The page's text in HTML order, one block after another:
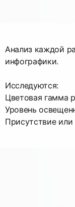
Анализ каждой
инфографики.
Исследуются:
Цветовая гамма
Уровень
Присутствие